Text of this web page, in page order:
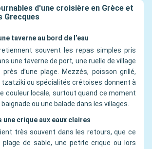
d'une croisière en Grèce et
Grecques
taverne au bord de l’eau
souvent les repas simples pris
une taverne de port, une ruelle de village
d’une plage. Mezzés, poisson grillé,
tzatziki ou spécialités crétoises donnent à
couleur locale, surtout quand ce moment
ou une balade dans les villages.
une crique aux eaux claires
très souvent dans les retours, que ce
de sable, une petite crique ou lors